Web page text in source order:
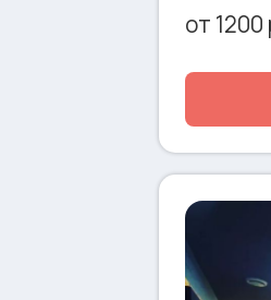
iPad •
Басовый
техникой
от 1200